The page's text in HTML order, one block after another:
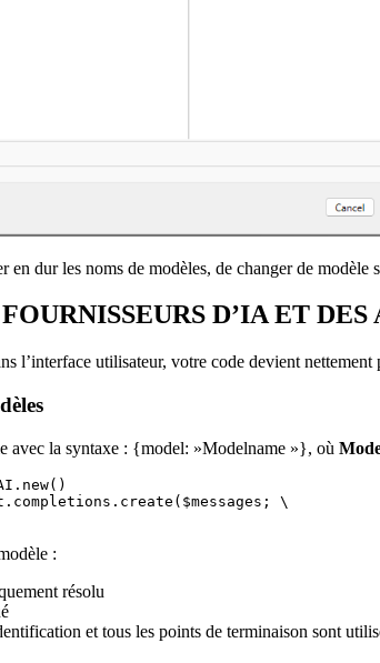
en dur les noms de modèles, de changer de
D’IA ET
l’interface utilisateur, votre code devient
avec la syntaxe : {model: »Modelname »}, où
\
:
résolu
et tous les points de terminaison sont